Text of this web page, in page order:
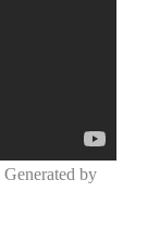
Generated by